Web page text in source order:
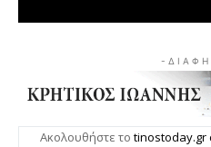
- Δ Ι Α Φ Η
Ακολουθήστε το tinostoday.gr